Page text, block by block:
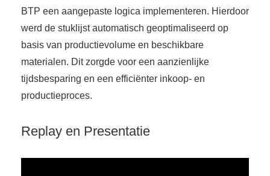
BTP een aangepaste logica implementeren. Hierdoor
werd de stuklijst automatisch geoptimaliseerd op
basis van productievolume en beschikbare
materialen. Dit zorgde voor een aanzienlijke
tijdsbesparing en een efficiënter inkoop- en
productieproces.
Replay en Presentatie